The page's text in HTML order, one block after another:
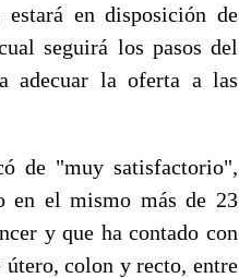
en disposición de
seguirá los pasos del
adecuar la oferta a las
de "muy satisfactorio",
en el mismo más de 23
y que ha contado con
útero, colon y recto, entre